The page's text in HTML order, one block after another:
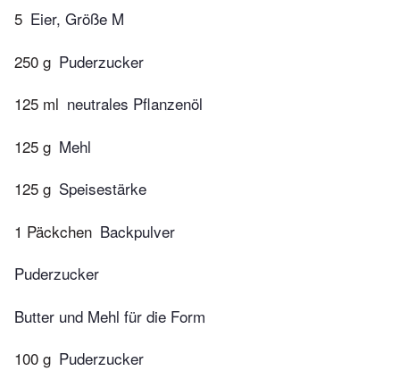
5 Eier, Größe M
250 g Puderzucker
125 ml neutrales Pflanzenöl
125 g Mehl
125 g Speisestärke
1 Päckchen Backpulver
Puderzucker
Butter und Mehl für die Form
100 g Puderzucker